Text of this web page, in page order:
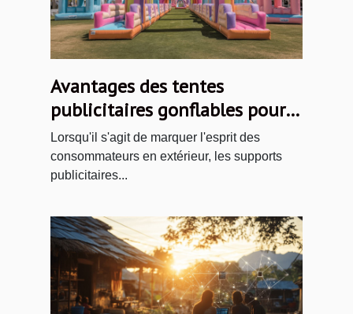
Avantages des tentes
publicitaires gonflables pour
les promotions extérieures
Lorsqu'il s'agit de marquer l'esprit des
consommateurs en extérieur, les supports
publicitaires...